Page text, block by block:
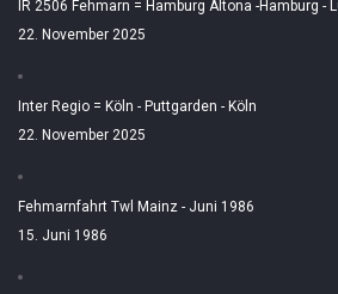
IR 2506 Fehmarn = Hamburg Altona -Hamburg -
22. November 2025
Inter Regio = Köln - Puttgarden - Köln
22. November 2025
Fehmarnfahrt Twl Mainz - Juni 1986
15. Juni 1986